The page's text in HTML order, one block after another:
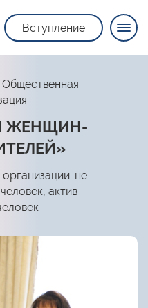
Вступление
ЖЕНЩИН-
не
актив